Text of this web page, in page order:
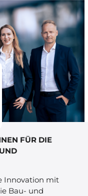
FÜR DIE
Innovation mit
Bau- und